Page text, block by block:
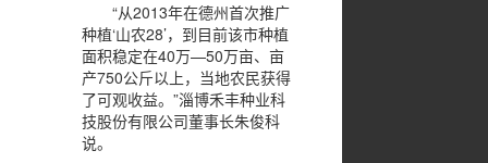
“从2013年在德州首次推广
种植‘山农28’，到目前该市种植
面积稳定在40万—50万亩、亩
产750公斤以上，当地农民获得
了可观收益。”淄博禾丰种业科
技股份有限公司董事长朱俊科
说。